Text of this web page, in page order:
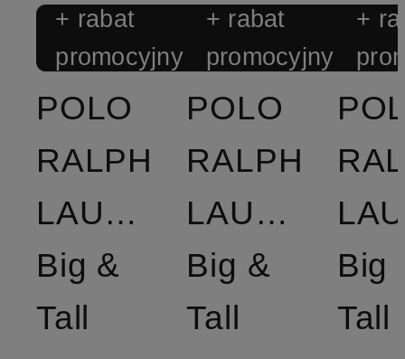
+ rabat
promocyjny
POLO
RALPH
LAUREN
Big &
Tall
+ rabat
promocyjny
POLO
RALPH
LAUREN
Big &
Tall
+
Big
Tall